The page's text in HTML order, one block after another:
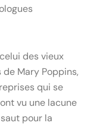
des vieux
Mary Poppins,
qui se
vu une lacune
pour la